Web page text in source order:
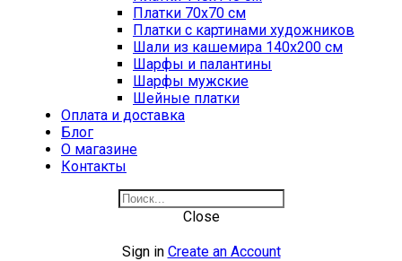
Платки 70х70 см
Платки с картинами художников
Шали из кашемира 140х200 см
Шарфы и палантины
Шарфы мужские
Шейные платки
Оплата и доставка
Блог
О магазине
Контакты
Close
Sign in Create an Account